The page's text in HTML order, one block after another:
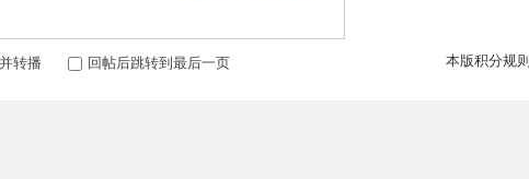
本版积分规则
转播 回帖后跳转到最后一页